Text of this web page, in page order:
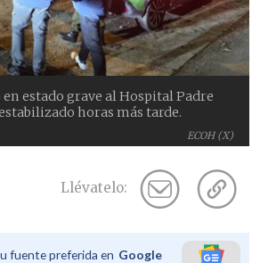
ECOH (X)
estado grave al Hospital Padre
horas más tarde.
Llévatelo:
fuente preferida en Google